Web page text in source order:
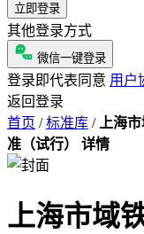
立即登录
其他登录方式
微信一键登录
登录即代表同意 用户
返回登录
首页 / 标准库 /
上海
准（试行） 详情
上海市域